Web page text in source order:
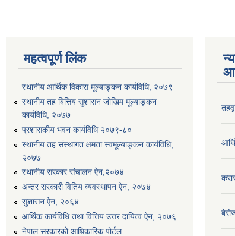
महत्वपूर्ण लिंक
स्थानीय आर्थिक विकास मूल्याङ्कन कार्यविधि, २०७९
स्थानीय तह बित्तिय सुशासन जोखिम मूल्याङ्कन
कार्यविधि, २०७७
प्रशासकीय भवन कार्यविधि २०७९-८०
स्थानीय तह संस्थागत क्षमता स्वमूल्याङ्कन कार्यविधि,
२०७७
स्थानीय सरकार संचालन ऐन,२०७४
अन्तर सरकारी वितिय व्यवस्थापन ऐन, २०७४
सुशासन ऐन, २०६४
आर्थिक कार्यविधि तथा वित्तिय उत्तर दायित्व ऐन, २०७६
नेपाल सरकारको आधिकारिक पोर्टल